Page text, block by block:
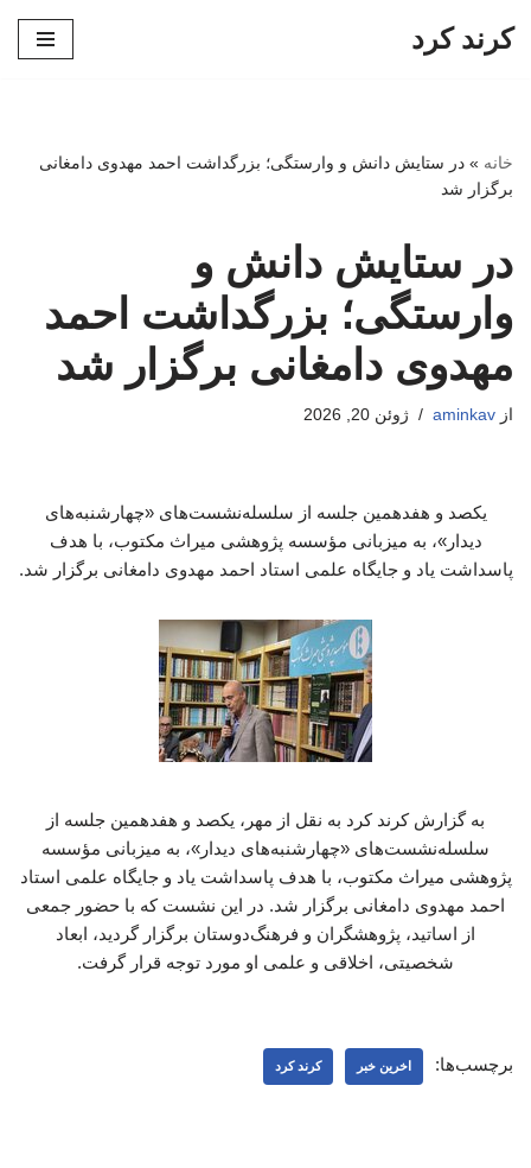
کرند کرد
خانه » در ستایش دانش و وارستگی؛ بزرگداشت احمد مهدوی دامغانی
برگزار شد
در ستایش دانش و
وارستگی؛ بزرگداشت احمد
مهدوی دامغانی برگزار شد
از aminkav ژوئن 20, 2026
یکصد و هفدهمین جلسه از سلسله‌نشست‌های «چهارشنبه‌های
دیدار»، به میزبانی مؤسسه پژوهشی میراث مکتوب، با هدف
پاسداشت یاد و جایگاه علمی استاد احمد مهدوی دامغانی برگزار شد.
به گزارش کرند کرد به نقل از مهر، یکصد و هفدهمین جلسه از
سلسله‌نشست‌های «چهارشنبه‌های دیدار»، به میزبانی مؤسسه
پژوهشی میراث مکتوب، با هدف پاسداشت یاد و جایگاه علمی استاد
احمد مهدوی دامغانی برگزار شد. در این نشست که با حضور جمعی
از اساتید، پژوهشگران و فرهنگ‌دوستان برگزار گردید، ابعاد
شخصیتی، اخلاقی و علمی او مورد توجه قرار گرفت.
برچسب‌ها: اخرین خبر کرند کرد